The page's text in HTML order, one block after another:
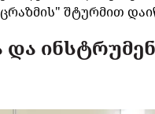
შტურმით